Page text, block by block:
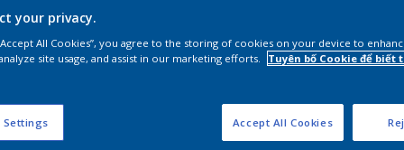
thiết kế màu sắc toàn cầu Với kinh nghiệm
những bộ sưu tập màu sắc giúp mọi người
your privacy.
All Cookies”, you agree to the storing of cookies on your device to
site usage, and assist in our marketing efforts.
Tuyên bố Cookie để biết
Settings Accept All Cookies